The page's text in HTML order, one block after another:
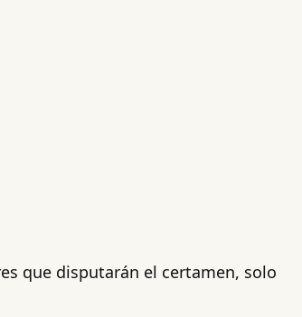
que disputarán el certamen, solo